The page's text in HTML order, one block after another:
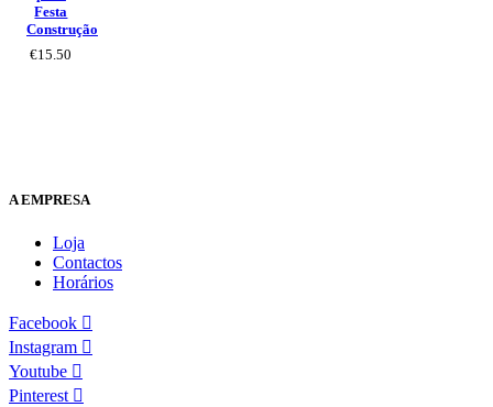
Festa
Construção
€15.50
A EMPRESA
Loja
Contactos
Horários
Facebook
Instagram
Youtube
Pinterest